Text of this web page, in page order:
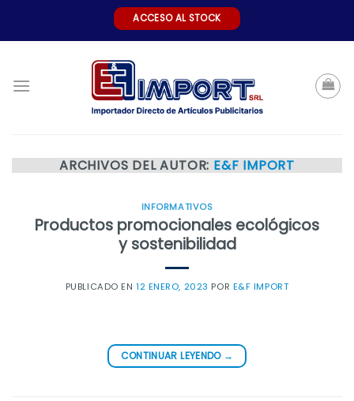
ACCESO AL STOCK
ARCHIVOS DEL AUTOR: E&F IMPORT
INFORMATIVOS
Productos promocionales ecológicos
y sostenibilidad
PUBLICADO EN 12 ENERO, 2023 POR E&F IMPORT
CONTINUAR LEYENDO →